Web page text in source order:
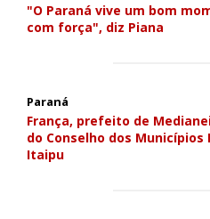
"O Paraná vive um bom
com força", diz Piana
Paraná
França, prefeito de
do Conselho dos
Itaipu